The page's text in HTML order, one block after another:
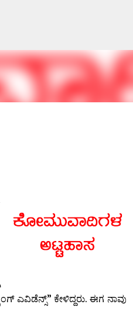
ಎವಿಡೆನ್ಸ್” ಕೇಳಿದ್ದರು. ಈಗ ನಾವು